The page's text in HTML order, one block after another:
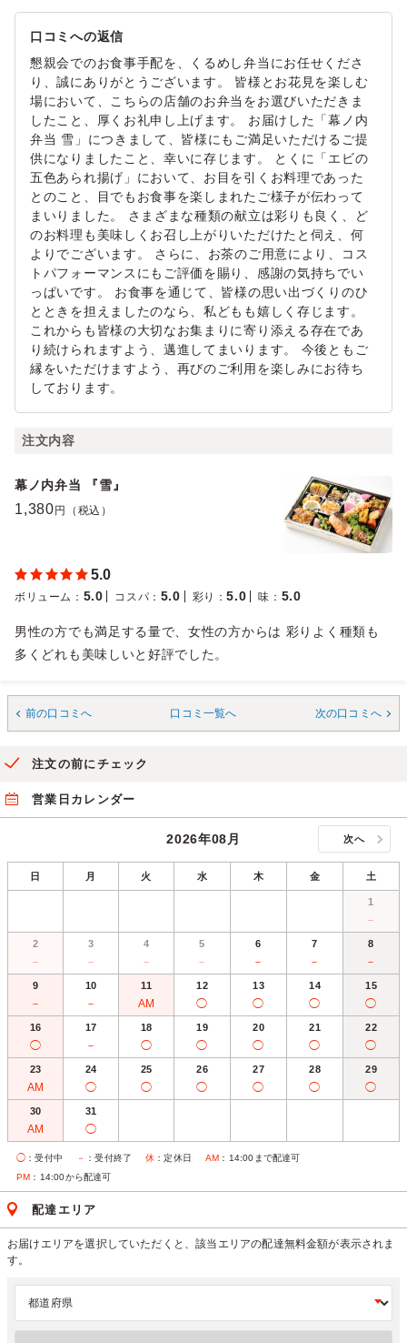
口コミへの返信
懇親会でのお食事手配を、くるめし弁当にお任せくださ
り、誠にありがとうございます。 皆様とお花見を楽しむ
場において、こちらの店舗のお弁当をお選びいただきま
したこと、厚くお礼申し上げます。 お届けした「幕ノ内
弁当 雪」につきまして、皆様にもご満足いただけるご提
供になりましたこと、幸いに存じます。 とくに「エビの
五色あられ揚げ」において、お目を引くお料理であった
とのこと、目でもお食事を楽しまれたご様子が伝わって
まいりました。 さまざまな種類の献立は彩りも良く、ど
のお料理も美味しくお召し上がりいただけたと伺え、何
よりでございます。 さらに、お茶のご用意により、コス
トパフォーマンスにもご評価を賜り、感謝の気持ちでい
っぱいです。 お食事を通じて、皆様の思い出づくりのひ
とときを担えましたのなら、私どもも嬉しく存じます。
これからも皆様の大切なお集まりに寄り添える存在であ
り続けられますよう、邁進してまいります。 今後ともご
縁をいただけますよう、再びのご利用を楽しみにお待ち
しております。
注文内容
幕ノ内弁当 『雪』
1,380 円（税込）
5.0
ボリューム ： 5.0 コスパ ： 5.0 彩り ：5.0 味 ： 5.0
男性の方でも満足する量で、女性の方からは 彩りよく種類も
多くどれも美味しいと好評でした。
前の口コミへ 口コミ一覧へ 次の口コミへ
注文の前にチェック
営業日カレンダー
2026年08月 次へ
日 月 火 水 木 金 土
1
－
2
－
3
－
4
－
5
－
6
－
7
－
8
－
9
－
10
－
11
AM
12
◯
13
◯
14
◯
15
◯
16
◯
17
－
18
◯
19
◯
20
◯
21
◯
22
◯
23
AM
24
◯
25
◯
26
◯
27
◯
28
◯
29
◯
30
AM
31
◯
◯ ：受付中 － ：受付終了 休 ：定休日 AM ：14:00まで配達可
PM ：14:00から配達可
配達エリア
お届けエリアを選択していただくと、該当エリアの配達無料金額が表示されま
す。